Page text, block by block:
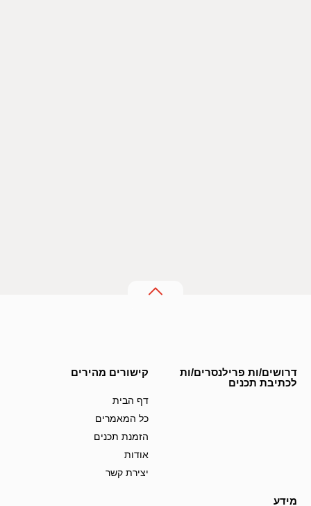
דרושים/ות פרילנסרים/ות
לכתיבת תכנים
קישורים מהירים
דף הבית
כל המאמרים
הזמנת תכנים
אודות
יצירת קשר
מידע